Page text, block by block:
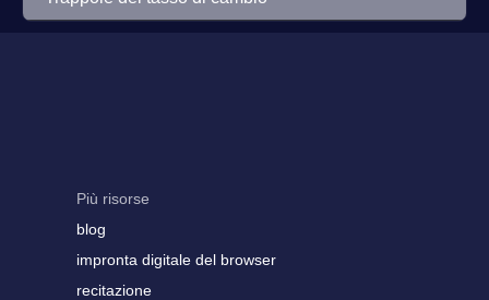
Più risorse
blog
impronta digitale del browser
recitazione